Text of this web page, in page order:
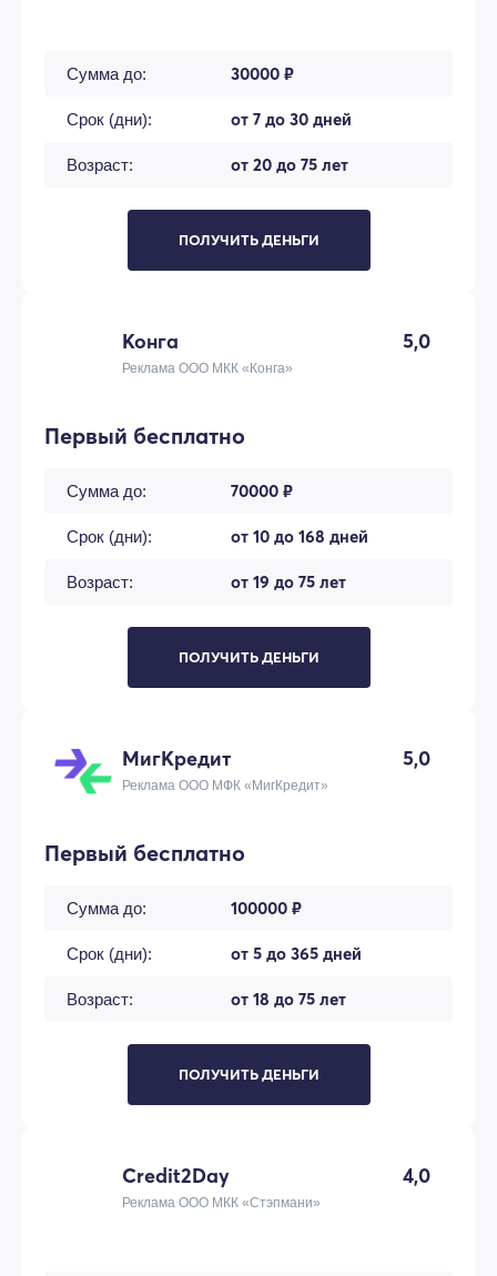
Сумма до: 30000 ₽
Срок (дни): от 7 до 30 дней
Возраст: от 20 до 75 лет
ПОЛУЧИТЬ ДЕНЬГИ
Конга 5,0
Реклама ООО МКК «Конга»
Первый бесплатно
Сумма до: 70000 ₽
Срок (дни): от 10 до 168 дней
Возраст: от 19 до 75 лет
ПОЛУЧИТЬ ДЕНЬГИ
МигКредит 5,0
Реклама ООО МФК «МигКредит»
Первый бесплатно
Сумма до: 100000 ₽
Срок (дни): от 5 до 365 дней
Возраст: от 18 до 75 лет
ПОЛУЧИТЬ ДЕНЬГИ
Credit2Day 4,0
Реклама ООО МКК «Стэпмани»